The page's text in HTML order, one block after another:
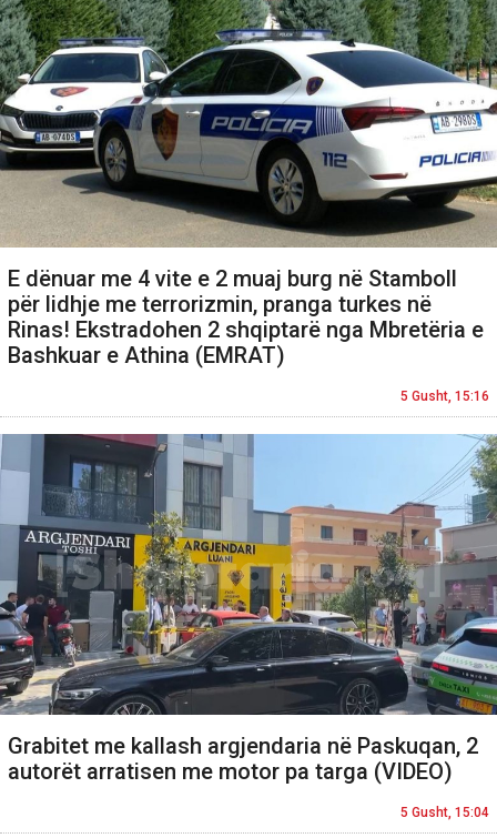
E dënuar me 4 vite e 2 muaj burg në Stamboll
për lidhje me terrorizmin, pranga turkes në
Rinas! Ekstradohen 2 shqiptarë nga Mbretëria e
Bashkuar e Athina (EMRAT)
5 Gusht, 15:16
Grabitet me kallash argjendaria në Paskuqan, 2
autorët arratisen me motor pa targa (VIDEO)
5 Gusht, 15:04